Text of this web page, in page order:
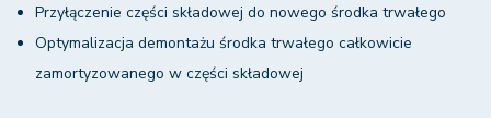
Przyłączenie części składowej do nowego środka trwałego
Optymalizacja demontażu środka trwałego całkowicie
zamortyzowanego w części składowej